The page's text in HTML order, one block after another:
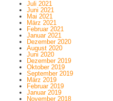
Juli 2021
Juni 2021
Mai 2021
März 2021
Februar 2021
Januar 2021
Dezember 2020
August 2020
Juni 2020
Dezember 2019
Oktober 2019
September 2019
März 2019
Februar 2019
Januar 2019
November 2018